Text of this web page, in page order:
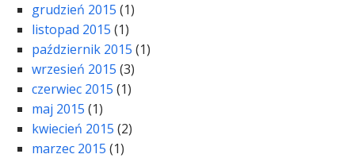
grudzień 2015 (1)
listopad 2015 (1)
październik 2015 (1)
wrzesień 2015 (3)
czerwiec 2015 (1)
maj 2015 (1)
kwiecień 2015 (2)
marzec 2015 (1)